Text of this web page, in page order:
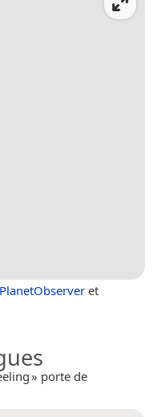
PlanetObserver et
» porte de